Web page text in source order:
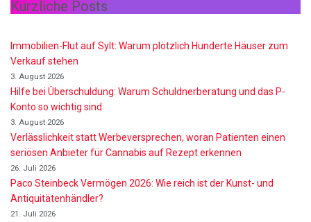
Kürzliche Posts
Immobilien-Flut auf Sylt: Warum plötzlich Hunderte Häuser zum
Verkauf stehen
3. August 2026
Hilfe bei Überschuldung: Warum Schuldnerberatung und das P-
Konto so wichtig sind
3. August 2026
Verlässlichkeit statt Werbeversprechen, woran Patienten einen
seriösen Anbieter für Cannabis auf Rezept erkennen
26. Juli 2026
Paco Steinbeck Vermögen 2026: Wie reich ist der Kunst- und
Antiquitätenhändler?
21. Juli 2026